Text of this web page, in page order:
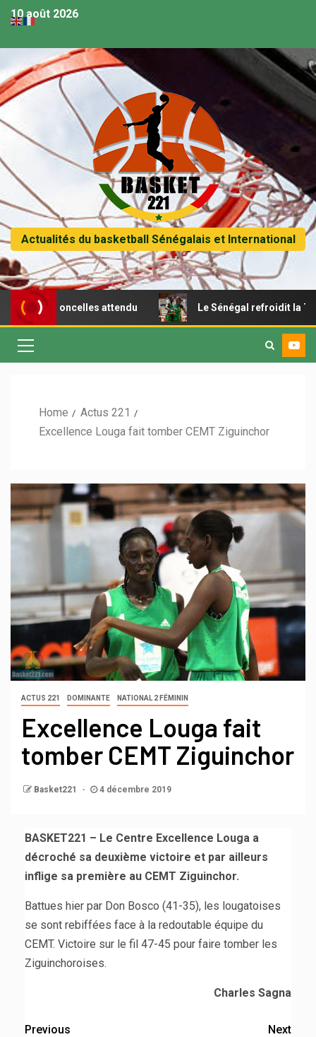
10 août 2026
Actualités du basketball Sénégalais et International
lioncelles attendu Le Sénégal refroidit la Tunisie et
Home
Actus 221
Excellence Louga fait tomber CEMT Ziguinchor
ACTUS 221 DOMINANTE NATIONAL 2 FÉMININ
Excellence Louga fait
tomber CEMT Ziguinchor
Basket221 4 décembre 2019
BASKET221 – Le Centre Excellence Louga a
décroché sa deuxième victoire et par ailleurs
inflige sa première au CEMT Ziguinchor.
Battues hier par Don Bosco (41-35), les lougatoises
se sont rebiffées face à la redoutable équipe du
CEMT. Victoire sur le fil 47-45 pour faire tomber les
Ziguinchoroises.
Charles Sagna
Previous
Next